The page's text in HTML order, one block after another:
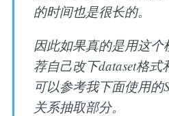
的时间也是很长的。
因此如果真的是用这
荐自己改下dataset格
可以参考我下面使用的
关系抽取部分。